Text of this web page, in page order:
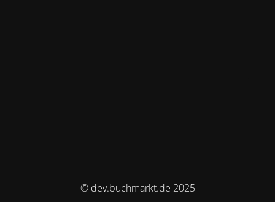
© dev.buchmarkt.de 2025